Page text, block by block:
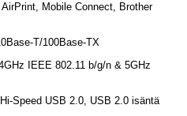
Connect, Brother
T/100Base-TX
IEEE 802.11 b/g/n & 5GHz
USB 2.0, USB 2.0 isäntä